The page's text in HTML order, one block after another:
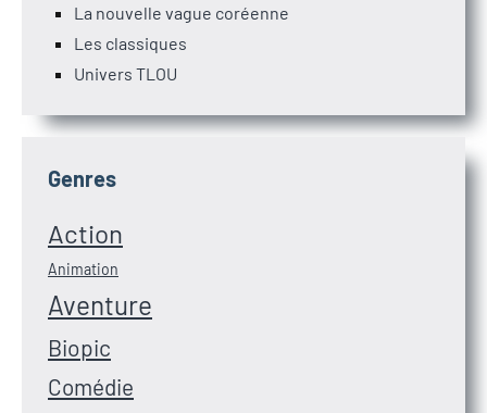
La nouvelle vague coréenne
Les classiques
Univers TLOU
Genres
Action
Animation
Aventure
Biopic
Comédie